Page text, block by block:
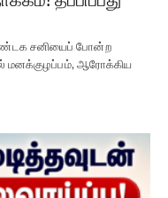
கண்டக சனியைப் போன்ற
மனக்குழப்பம், ஆரோக்கிய